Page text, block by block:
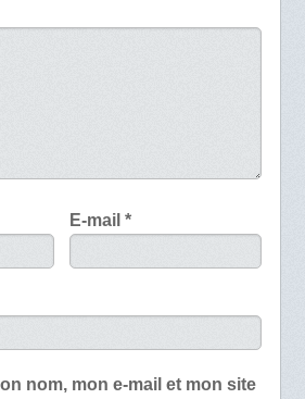
E-mail*
nom, mon e-mail et mon site